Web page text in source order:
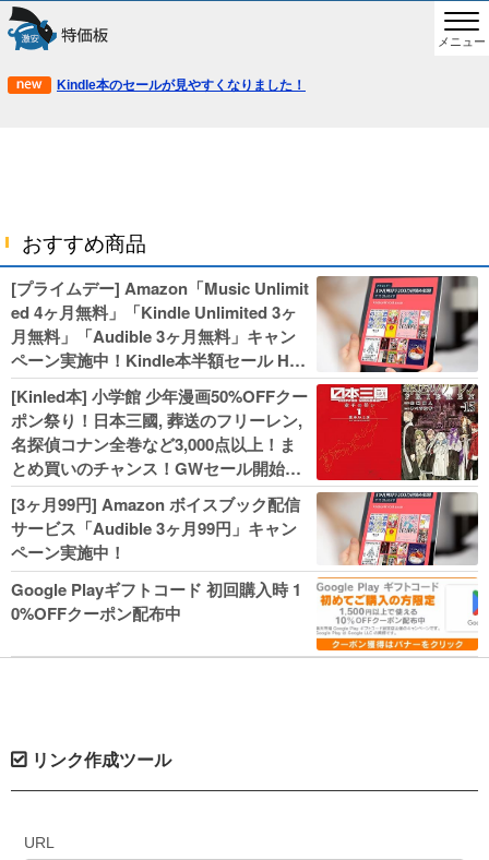
メニュー
Kindle本のセールが見やすくなりました！
おすすめ商品
[プライムデー] Amazon「Music Unlimit
ed 4ヶ月無料」「Kindle Unlimited 3ヶ
月無料」「Audible 3ヶ月無料」キャン
ペーン実施中！Kindle本半額セール HU
NTER×HUNTERなど集英社、無職転生,
幼女戦記などKADOKAWA、キャプテン
翼100円セールも！
[Kinled本] 小学館 少年漫画50%OFFクー
ポン祭り！日本三國, 葬送のフリーレン,
名探偵コナン全巻など3,000点以上！ま
とめ買いのチャンス！GWセール開始！
人気コミック多数 カドカワ祭やIT関連本
がセールに！
[3ヶ月99円] Amazon ボイスブック配信
サービス「Audible 3ヶ月99円」キャン
ペーン実施中！
Google Playギフトコード 初回購入時 1
0%OFFクーポン配布中
リンク作成ツール
URL